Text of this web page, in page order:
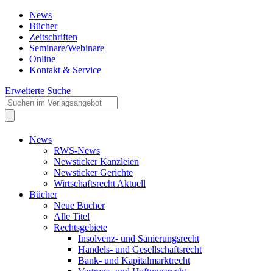
News
Bücher
Zeitschriften
Seminare/Webinare
Online
Kontakt & Service
Erweiterte Suche
News
RWS-News
Newsticker Kanzleien
Newsticker Gerichte
Wirtschaftsrecht Aktuell
Bücher
Neue Bücher
Alle Titel
Rechtsgebiete
Insolvenz- und Sanierungsrecht
Handels- und Gesellschaftsrecht
Bank- und Kapitalmarktrecht